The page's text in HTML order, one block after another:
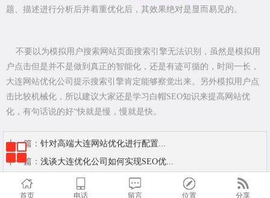
题、描述进行分析后并着重优化后，其效果绝对是显而易见的。
不要以为模拟用户搜索网站页面搜索引擎无法识别，虽然是模拟用
户点击但是并不是做到真正的智能化，还是有迹可循的，时间一长，
大连网站优化公司提示搜索引擎肯定能够察觉出来。另外模拟用户点
击比较机械化，所以建议大家还是学习白帽SEO知识来提高网站优
化，有句话说的好“快就是慢，慢就是快。
上一篇： 针对高端大连网站优化进行配置...
下一篇： 浅谈大连优化公司如何实现SEO优...
首页 电话 留言 位置 分享